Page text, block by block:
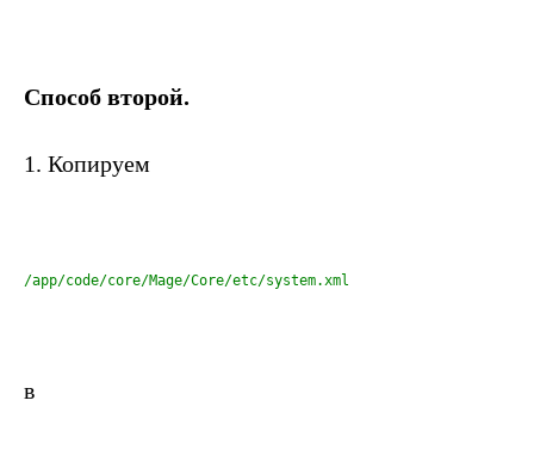
Способ второй.
1. Копируем
/app/code/core/Mage/Core/etc/system.xml
в